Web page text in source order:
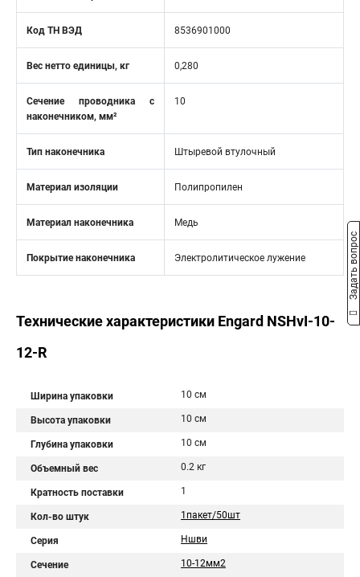
Код ТН ВЭД 8536901000
Вес нетто единицы, кг 0,280
Сечение проводника с
наконечником, мм²
10
Тип наконечника Штыревой втулочный
Материал изоляции Полипропилен
Материал наконечника Медь
Покрытие наконечника Электролитическое лужение
Технические характеристики Engard NSHvI-10-
12-R
Ширина упаковки 10 см
Высота упаковки 10 см
Глубина упаковки 10 см
Объемный вес 0.2 кг
Кратность поставки 1
Кол-во штук 1пакет/50шт
Серия Ншви
Сечение 10-12мм2
Задать вопрос